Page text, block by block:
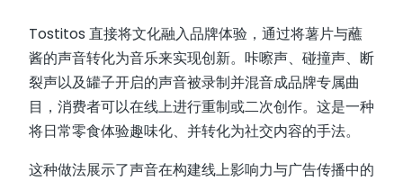
Tostitos 直接将文化融入品牌体验，通过将薯片与蘸
酱的声音转化为音乐来实现创新。咔嚓声、碰撞声、断
裂声以及罐子开启的声音被录制并混音成品牌专属曲
目，消费者可以在线上进行重制或二次创作。这是一种
将日常零食体验趣味化、并转化为社交内容的手法。
这种做法展示了声音在构建线上影响力与广告传播中的